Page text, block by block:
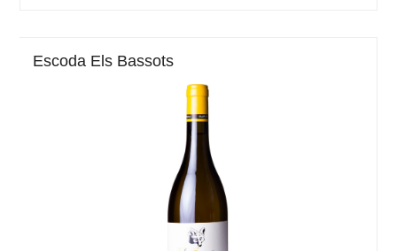
Escoda Els Bassots